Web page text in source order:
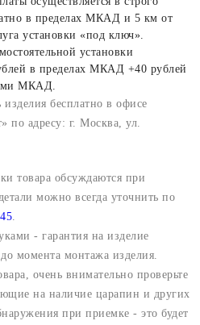
в пределах МКАД и 5 км от
установки «под ключ».
установки
в пределах МКАД +40 рублей
МКАД.
бесплатно в офисе
по адресу: г. Москва, ул.
товара обсуждаются при
можно всегда уточнить по
- гарантия на изделие
до момента монтажа изделия.
очень внимательно проверьте
на наличие царапин и других
при приемке - это будет